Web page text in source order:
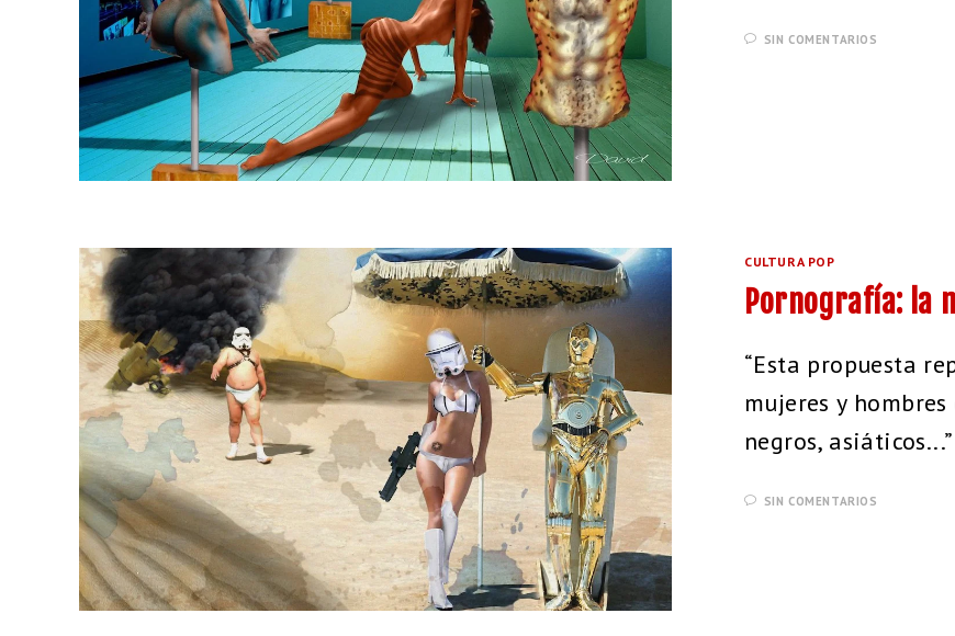
SIN COMENTARIOS
CULTURA POP
Pornografía: la
“Esta propuesta
mujeres y
negros, asiáticos...”
SIN COMENTARIOS